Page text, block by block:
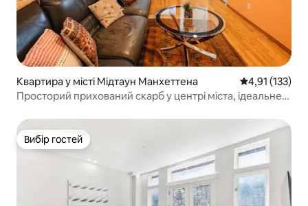
Квартира у місті Мідтаун Манхеттена Середня
4,91 (133)
Просторий прихований скарб у центрі міста, ідеальне
Вибір гостей
Вибір гостей